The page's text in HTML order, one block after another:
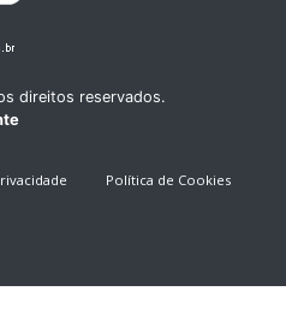
direitos reservados.
Política de Cookies